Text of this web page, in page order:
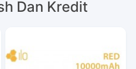
Dan Kredit